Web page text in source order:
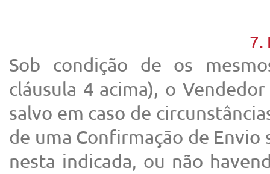
7.
Sob condição de os
cláusula 4 acima), o
salvo em caso de
de uma Confirmação de
nesta indicada, ou não